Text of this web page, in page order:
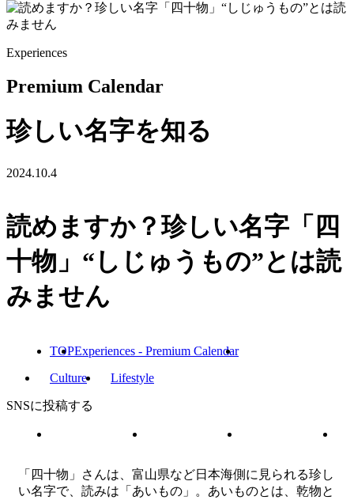
Experiences
Premium Calendar
珍しい名字を知る
2024.10.4
読めますか？珍しい名字「四
十物」“しじゅうもの”とは読
みません
TOPExperiences - Premium Calendar
Culture
Lifestyle
SNSに投稿する
「四十物」さんは、富山県など日本海側に見られる珍し
い名字で、読みは「あいもの」。あいものとは、乾物と